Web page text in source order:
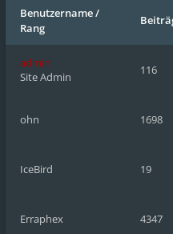
Benutzername/
Rang
admin
Site Admin
116
ohn 1698
IceBird 19
Erraphex 4347